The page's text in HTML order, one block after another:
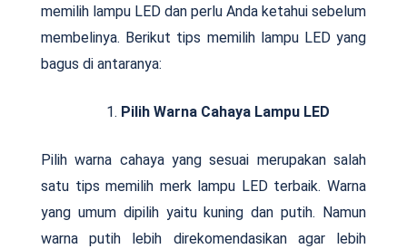
memilih lampu LED dan perlu Anda ketahui sebelum
membelinya. Berikut tips memilih lampu LED yang
bagus di antaranya:
Pilih Warna Cahaya Lampu LED
Pilih warna cahaya yang sesuai merupakan salah
satu tips memilih merk lampu LED terbaik. Warna
yang umum dipilih yaitu kuning dan putih. Namun
warna putih lebih direkomendasikan agar lebih